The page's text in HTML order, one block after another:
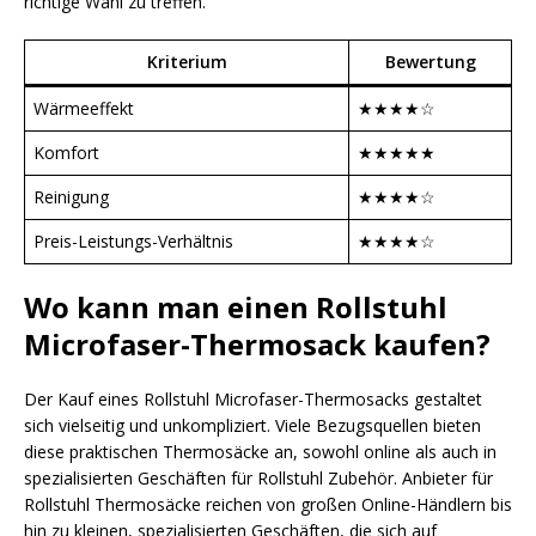
Kriterium Bewertung
Wärmeeffekt
★★★★☆
Komfort
★★★★★
Reinigung
★★★★☆
Preis-Leistungs-Verhältnis
★★★★☆
Wo kann man einen Rollstuhl
Microfaser-Thermosack kaufen?
Der Kauf eines Rollstuhl Microfaser-Thermosacks gestaltet
sich vielseitig und unkompliziert. Viele Bezugsquellen bieten
diese praktischen Thermosäcke an, sowohl online als auch in
spezialisierten Geschäften für Rollstuhl Zubehör. Anbieter für
Rollstuhl Thermosäcke reichen von großen Online-Händlern bis
hin zu kleinen, spezialisierten Geschäften, die sich auf